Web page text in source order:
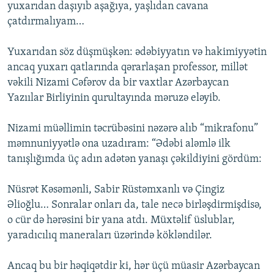
yuxarıdan daşıyıb aşağıya, yaşlıdan cavana
çatdırmalıyam…
Yuxarıdan söz düşmüşkən: ədəbiyyatın və hakimiyyətin
ancaq yuxarı qatlarında qərarlaşan professor, millət
vəkili Nizami Cəfərov da bir vaxtlar Azərbaycan
Yazıılar Birliyinin qurultayında məruzə eləyib.
Nizami müəllimin təcrübəsini nəzərə alıb “mikrafonu”
məmnuniyyətlə ona uzadıram: “Ədəbi aləmlə ilk
tanışlığımda üç adın adətən yanaşı çəkildiyini gördüm:
Nüsrət Kəsəmənli, Sabir Rüstəmxanlı və Çingiz
Əlioğlu… Sonralar onları da, tale necə birləşdirmişdisə,
o cür də hərəsini bir yana atdı. Müxtəlif üslublar,
yaradıcılıq maneraları üzərində kökləndilər.
Ancaq bu bir həqiqətdir ki, hər üçü müasir Azərbaycan